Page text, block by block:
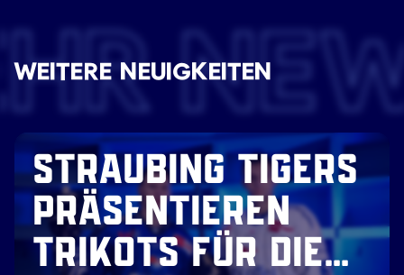
WEITERE NEUIGKEITEN
STRAUBING TIGERS
PRÄSENTIEREN
TRIKOTS FÜR DIE